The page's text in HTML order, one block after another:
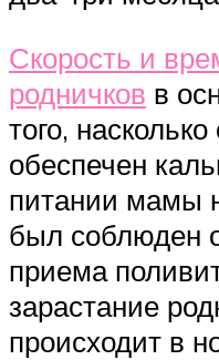
Скорость и
родничков в
того,
обеспечен
питании мамы
был соблюден
приема
зарастание
происходит в